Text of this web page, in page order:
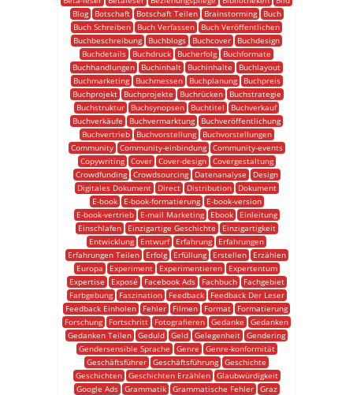
Blog
Botschaft Botschaft Teilen Brainstorming
Buch
Buch Schreiben
Buch Verfassen
Buch Veröffentlichen
Buchbeschreibung
Buchblogs Buchcover
Buchdesign
Buchdetails
Buchdruck Bucherfolg
Buchformate
Buchhandlungen
Buchinhalt Buchinhalte
Buchlayout
Buchmarketing
Buchmessen Buchplanung
Buchpreis
Buchprojekt
Buchprojekte Buchrücken
Buchstrategie
Buchstruktur
Buchsynopsen Buchtitel
Buchverkauf
Buchverkäufe
Buchvermarktung
Buchveröffentlichung
Buchvertrieb
Buchvorstellung
Buchvorstellungen
Community
Community-einbindung
Community-events
Copywriting
Cover Cover-design
Covergestaltung
Crowdfunding
Crowdsourcing Datenanalyse
Design
Digitales Dokument
Direct Distribution
Dokument
E-book
E-book-formatierung
E-book-version
E-book-vertrieb
E-mail Marketing Ebook
Einleitung
Einschlafen
Einzigartige Geschichte
Einzigartigkeit
Entwicklung
Entwurf Erfahrung
Erfahrungen
Erfahrungen Teilen
Erfolg Erfüllung Erstellen
Erzählen
Europa
Experiment Experimentieren
Expertentum
Expertise
Exposé Facebook Ads Fachbuch
Fachgebiet
Farbgebung
Faszination Feedback
Feedback Der Leser
Feedback Einholen
Fehler Filmen Format
Formatierung
Forschung
Fortschritt Fotografieren Gedanke
Gedanken
Gedanken Teilen Geduld Geld Gelegenheit Gendering
Gendersensible Sprache
Genre
Genre-konformität
Geschäftsführer Geschäftsführung Geschichte
Geschichten
Geschichten Erzählen
Glaubwürdigkeit
Google Ads
Grammatik Grammatische Fehler
Graz